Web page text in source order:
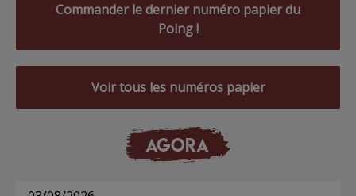
Commander le dernier numéro papier du
Poing !
Voir tous les numéros papier
AGORA